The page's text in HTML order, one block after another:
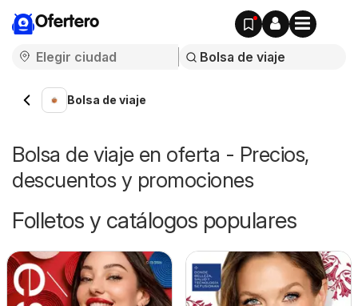
Ofertero
Bolsa de viaje
Bolsa de viaje en oferta - Precios,
descuentos y promociones
Folletos y catálogos populares